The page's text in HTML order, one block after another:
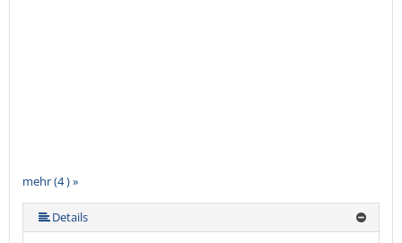
mehr (4 ) »
Details